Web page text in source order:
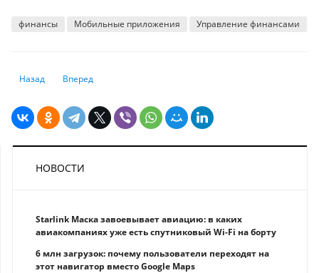
финансы Мобильные приложения Управление финансами
Предыдущий: Куда делись пенсионные? Казахстанцы заметили
Назад Следующий: В Алматы запасаются долларами, в Нур-
Вперед
НОВОСТИ
Starlink Маска завоевывает авиацию: в каких
авиакомпаниях уже есть спутниковый Wi-Fi на борту
6 млн загрузок: почему пользователи переходят на
этот навигатор вместо Google Maps